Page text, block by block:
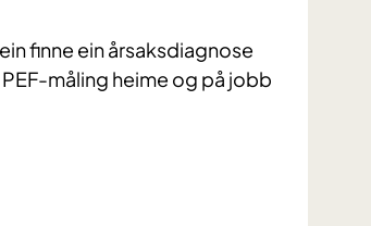
finne ein årsaksdiagnose
måling heime og på jobb